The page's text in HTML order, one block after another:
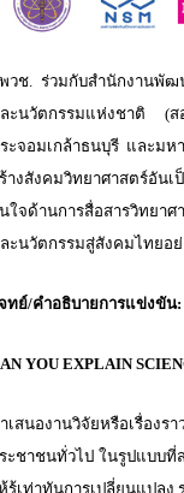
วช. ร่วมกับสำนักงานพัฒ
ะนวัตกรรมแห่งชาติ (
ะจอมเกล้าธนบุรี และมห
างสังคมวิทยาศาสตร์อัน
ใจด้านการสื่อสารวิทยา
ะนวัตกรรมสู่สังคมไทยอ
ทย์/คำอธิบายการแข่งขัน:
YOU EXPLAIN
เสนองานวิจัยหรือเรื่อง
ะชาชนทั่วไป ในรูปแบบที่
รู้เท่าทันการเปลี่ยนแปลง